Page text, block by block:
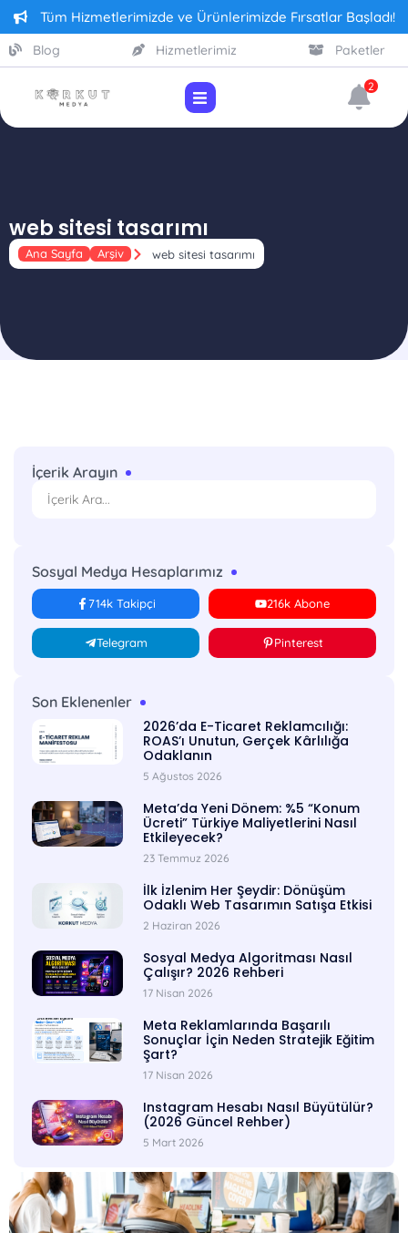
Tüm Hizmetlerimizde ve Ürünlerimizde Fırsatlar Başladı!
Blog Hizmetlerimiz Paketler
2
web sitesi tasarımı
Ana Sayfa Arşiv web sitesi tasarımı
İçerik Arayın
Sosyal Medya Hesaplarımız
714k Takipçi 216k Abone
Telegram Pinterest
Son Eklenenler
2026’da E-Ticaret Reklamcılığı:
ROAS’ı Unutun, Gerçek Kârlılığa
Odaklanın
5 Ağustos 2026
Meta’da Yeni Dönem: %5 “Konum
Ücreti” Türkiye Maliyetlerini Nasıl
Etkileyecek?
23 Temmuz 2026
İlk İzlenim Her Şeydir: Dönüşüm
Odaklı Web Tasarımın Satışa Etkisi
2 Haziran 2026
Sosyal Medya Algoritması Nasıl
Çalışır? 2026 Rehberi
17 Nisan 2026
Meta Reklamlarında Başarılı
Sonuçlar İçin Neden Stratejik Eğitim
Şart?
17 Nisan 2026
Instagram Hesabı Nasıl Büyütülür?
(2026 Güncel Rehber)
5 Mart 2026